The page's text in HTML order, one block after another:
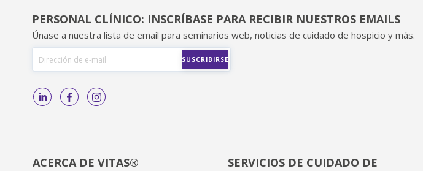
PERSONAL CLÍNICO: INSCRÍBASE PARA RECIBIR NUESTROS EMAILS
Únase a nuestra lista de email para seminarios web, noticias de cuidado de hospicio y más.
ACERCA DE VITAS®
SERVICIOS DE CUIDADO DE